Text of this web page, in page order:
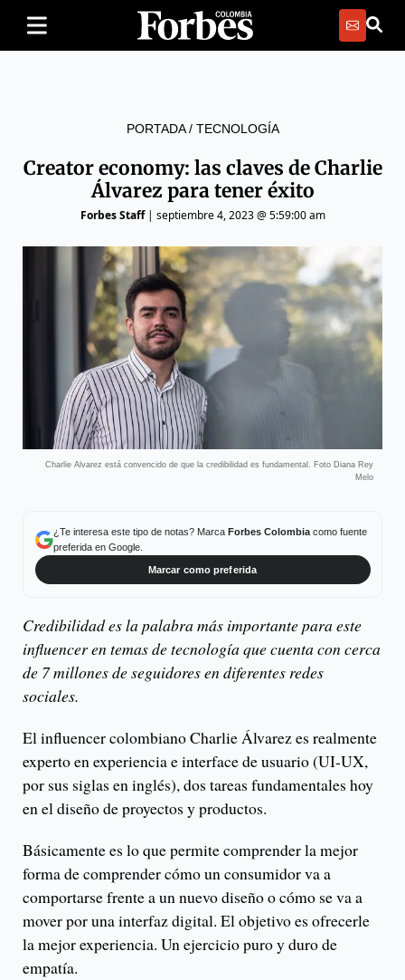
PORTADA/ TECNOLOGÍA
Creator economy: las claves de Charlie
Álvarez para tener éxito
Forbes Staff| septiembre 4, 2023 @ 5:59:00 am
Charlie Alvarez está convencido de que la credibilidad es fundamental. Foto Diana Rey
Melo
¿Te interesa este tipo de notas? Marca Forbes Colombiacomo fuente
preferida en Google.
Marcar como preferida
Credibilidad es la palabra más importante para este
influencer en temas de tecnología que cuenta con cerca
de 7 millones de seguidores en diferentes redes
sociales.
El influencer colombiano Charlie Álvarez es realmente
experto en experiencia e interface de usuario (UI-UX,
por sus siglas en inglés), dos tareas fundamentales hoy
en el diseño de proyectos y productos.
Básicamente es lo que permite comprender la mejor
forma de comprender cómo un consumidor va a
comportarse frente a un nuevo diseño o cómo se va a
mover por una interfaz digital. El objetivo es ofrecerle
la mejor experiencia. Un ejercicio puro y duro de
empatía.